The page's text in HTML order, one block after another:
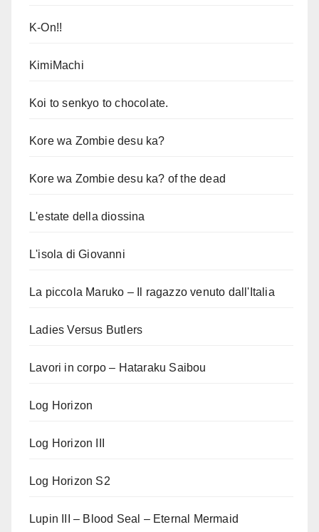
K-On!!
KimiMachi
Koi to senkyo to chocolate.
Kore wa Zombie desu ka?
Kore wa Zombie desu ka? of the dead
L'estate della diossina
L'isola di Giovanni
La piccola Maruko – Il ragazzo venuto dall'Italia
Ladies Versus Butlers
Lavori in corpo – Hataraku Saibou
Log Horizon
Log Horizon III
Log Horizon S2
Lupin III – Blood Seal – Eternal Mermaid